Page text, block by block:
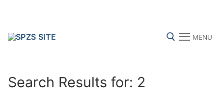
MENU
Search Results for: 2